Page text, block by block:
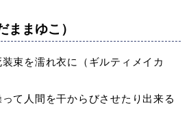
まゆこ）
束を濡れ衣に（ギルティメイカ
て人間を干からびさせたり出来る